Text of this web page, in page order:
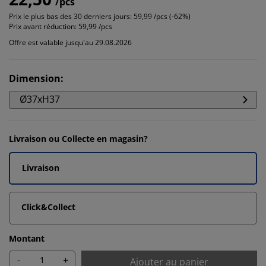
Prix le plus bas des 30 derniers jours: 59,99 /pcs (-62%)
Prix avant réduction: 59,99 /pcs
Offre est valable jusqu'au 29.08.2026
Dimension:
Ø37xH37
Livraison ou Collecte en magasin?
Livraison
Click&Collect
Montant
- + Ajouter au panier